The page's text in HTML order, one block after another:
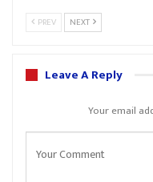
PREV NEXT
Leave A Reply
Your email